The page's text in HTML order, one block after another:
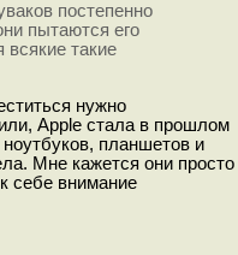
постепенно
пытаются его
всякие такие
нужно
Apple стала в прошлом
планшетов и
Мне кажется они просто
себе внимание